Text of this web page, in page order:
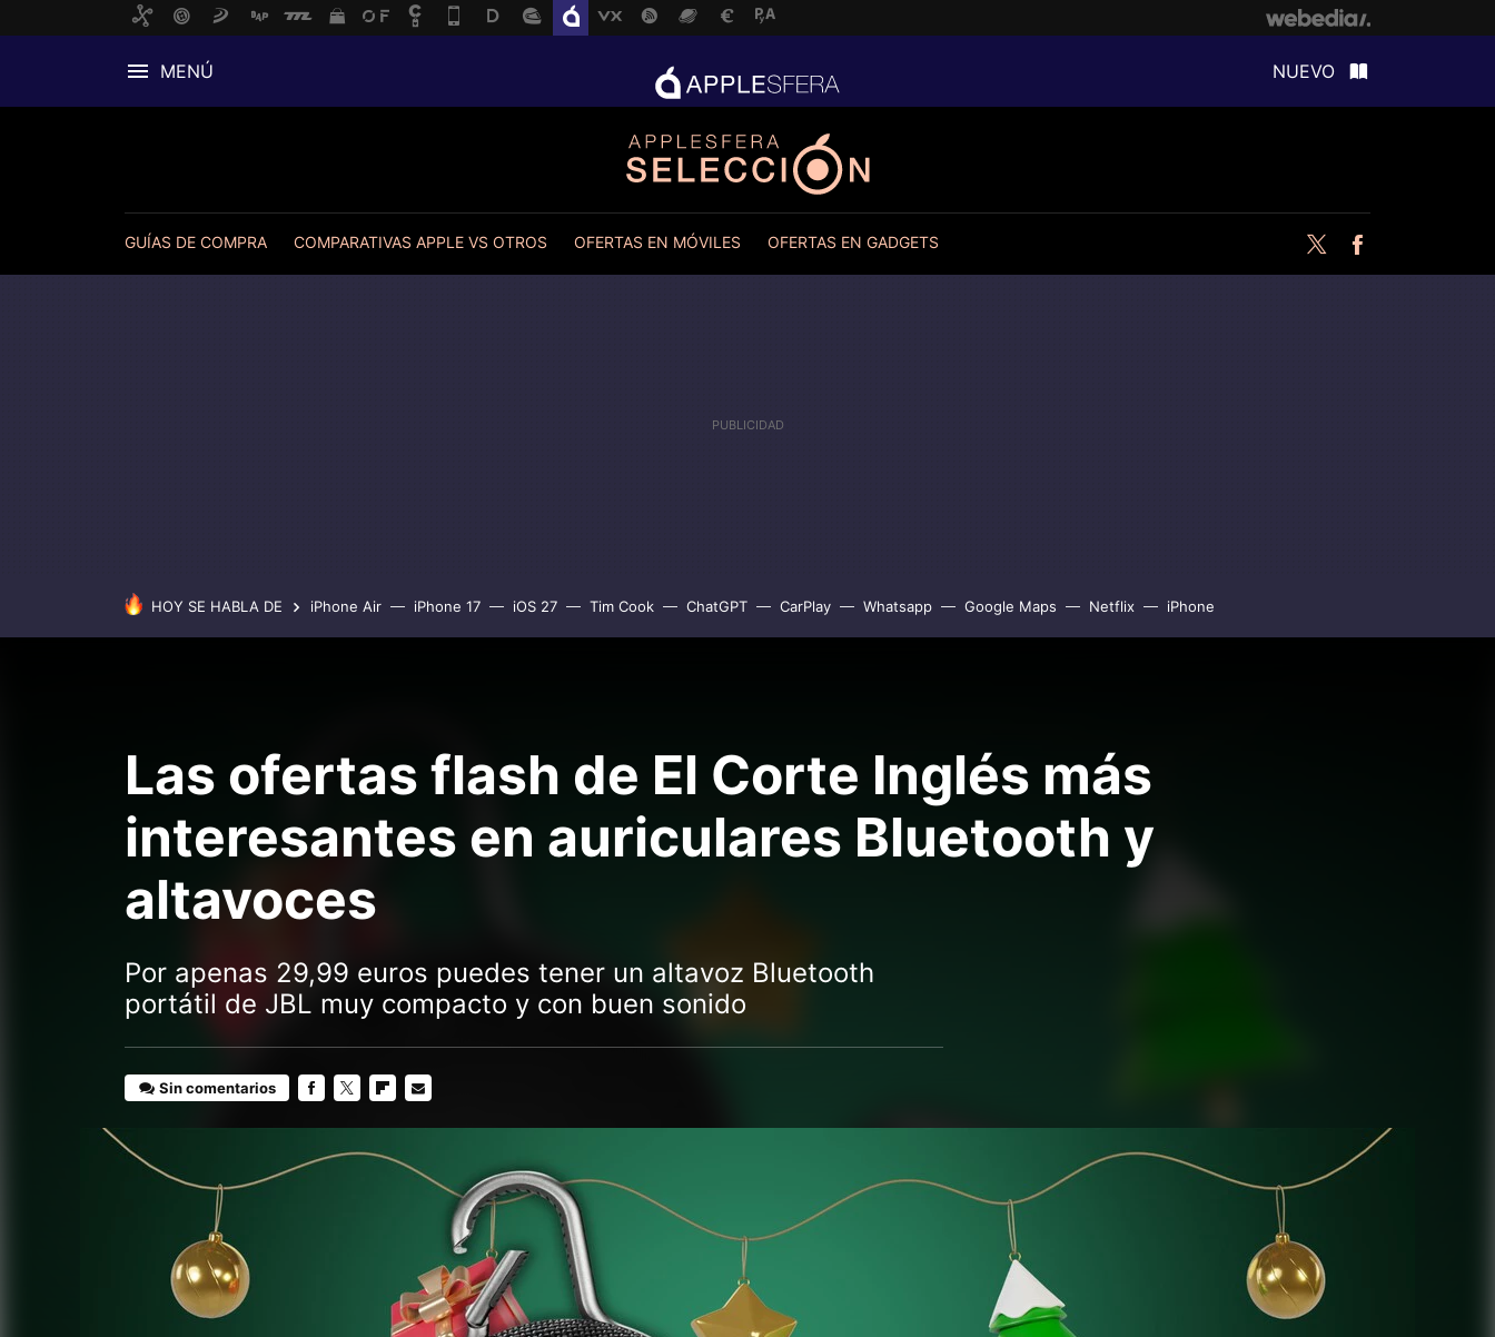
MENÚ NUEVO
GUÍAS DE COMPRA COMPARATIVAS APPLE VS OTROS OFERTAS EN MÓVILES OFERTAS EN GADGETS Twitter
HOY SE HABLA DE iPhone Air iPhone 17 iOS 27 Tim Cook ChatGPT CarPlay Whatsapp Google Maps Netflix iPhone
Las ofertas flash de El Corte Inglés más
interesantes en auriculares Bluetooth y
altavoces
Por apenas 29,99 euros puedes tener un altavoz Bluetooth
portátil de JBL muy compacto y con buen sonido
Sin comentarios